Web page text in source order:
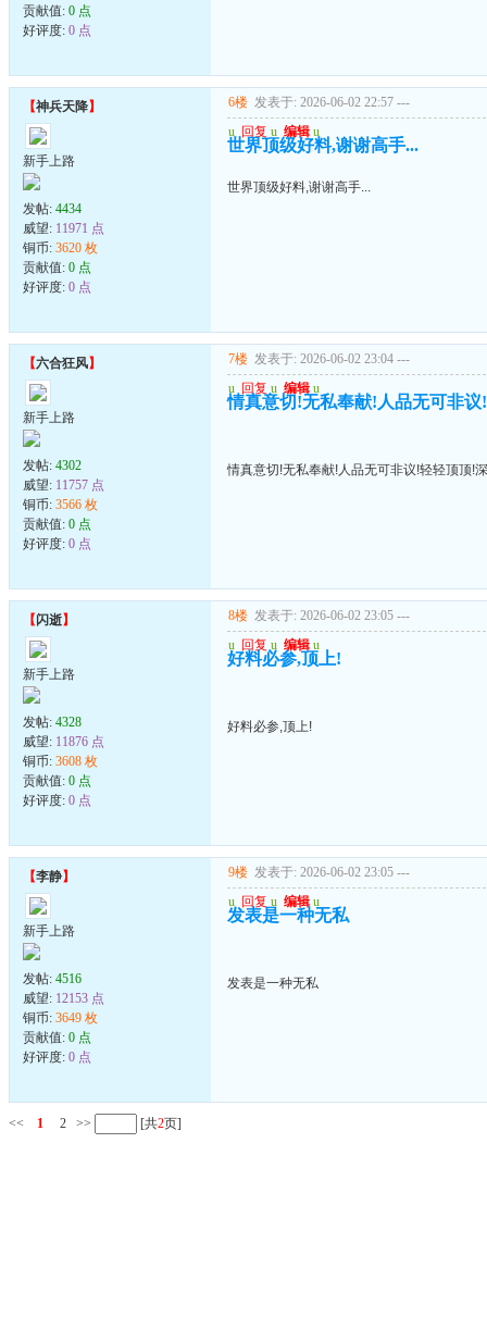
贡献值: 0 点
好评度: 0 点
【神兵天降】
新手上路
发帖: 4434
威望: 11971 点
铜币: 3620 枚
贡献值: 0 点
好评度: 0 点
6楼 发表于: 2026-06-02 22:57 ---
u 回复 u 编辑 u
世界顶级好料,谢谢高手...
世界顶级好料,谢谢高手...
【六合狂风】
新手上路
发帖: 4302
威望: 11757 点
铜币: 3566 枚
贡献值: 0 点
好评度: 0 点
7楼 发表于: 2026-06-02 23:04 ---
u 回复 u 编辑 u
情真意切!无私奉献!人品无可非
情真意切!无私奉献!人品无可非议!轻轻顶顶!
【闪逝】
新手上路
发帖: 4328
威望: 11876 点
铜币: 3608 枚
贡献值: 0 点
好评度: 0 点
8楼 发表于: 2026-06-02 23:05 ---
u 回复 u 编辑 u
好料必参,顶上!
好料必参,顶上!
【李静】
新手上路
发帖: 4516
威望: 12153 点
铜币: 3649 枚
贡献值: 0 点
好评度: 0 点
9楼 发表于: 2026-06-02 23:05 ---
u 回复 u 编辑 u
发表是一种无私
发表是一种无私
<< 1 2 >> [共2页]